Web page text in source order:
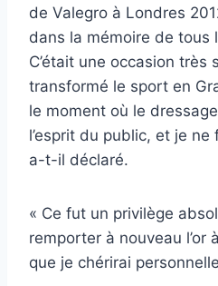
de Valegro à Londres
dans la mémoire de tous
C’était une occasion très
transformé le sport en
le moment où le
l’esprit du public, et je
a-t-il déclaré.
« Ce fut un privilège
remporter à nouveau l’or
que je chérirai